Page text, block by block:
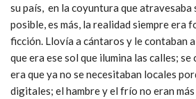
su país, en la coyuntura que atravesaba
posible, es más, la realidad siempre era
ficción. Llovía a cántaros y le contaban
que era ese sol que ilumina las calles;
era que ya no se necesitaban locales
digitales; el hambre y el frío no eran